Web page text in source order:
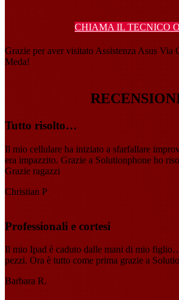
CHIAMA IL TECNICO
Grazie per aver visitato Assistenza Asus Via
Meda!
Tutto risolto…
Il mio cellulare ha iniziato a sfarfallare
era impazzito. Grazie a Solutionphone ho
Grazie ragazzi
Christian P
Professionali e cortesi
Il mio Ipad è caduto dalle mani di mio
pezzi. Ora è tutto come prima grazie a
Barbara R.